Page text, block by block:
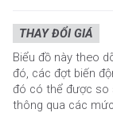
THAY ĐỔI GIÁ
Biểu đồ này theo
đó, các đợt biến
đó có thể được so
thông qua các